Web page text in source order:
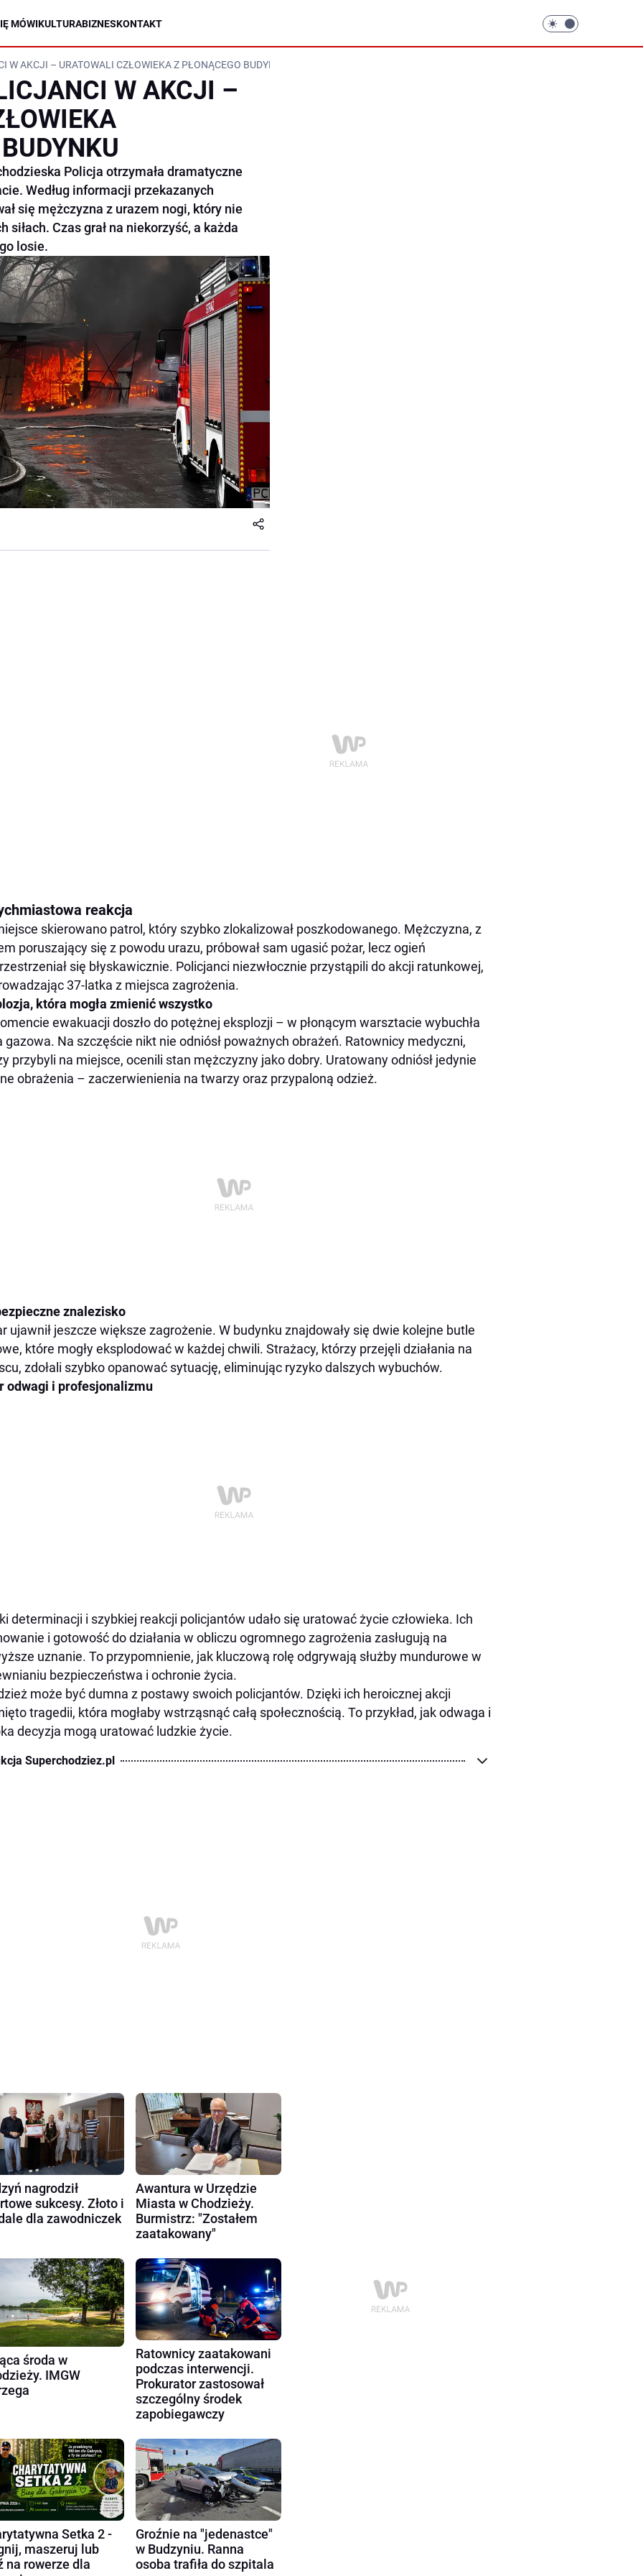
MÓWIKULTURABIZNESKONTAKT
W AKCJI – URATOWALI CZŁOWIEKA Z PŁONĄCEGO BUDYNKU
W AKCJI –
Policja otrzymała dramatyczne
Według informacji przekazanych
się mężczyzna z urazem nogi, który nie
siłach. Czas grał na niekorzyść, a każda
losie.
reakcja
skierowano patrol, który szybko zlokalizował poszkodowanego. Mężczyzna, z
poruszający się z powodu urazu, próbował sam ugasić pożar, lecz ogień
się błyskawicznie. Policjanci niezwłocznie przystąpili do akcji ratunkowej,
37-latka z miejsca zagrożenia.
która mogła zmienić wszystko
ewakuacji doszło do potężnej eksplozji – w płonącym warsztacie wybuchła
gazowa. Na szczęście nikt nie odniósł poważnych obrażeń. Ratownicy medyczni,
przybyli na miejsce, ocenili stan mężczyzny jako dobry. Uratowany odniósł jedynie
obrażenia – zaczerwienienia na twarzy oraz przypaloną odzież.
znalezisko
ujawnił jeszcze większe zagrożenie. W budynku znajdowały się dwie kolejne butle
które mogły eksplodować w każdej chwili. Strażacy, którzy przejęli działania na
zdołali szybko opanować sytuację, eliminując ryzyko dalszych wybuchów.
odwagi i profesjonalizmu
determinacji i szybkiej reakcji policjantów udało się uratować życie człowieka. Ich
i gotowość do działania w obliczu ogromnego zagrożenia zasługują na
uznanie. To przypomnienie, jak kluczową rolę odgrywają służby mundurowe w
bezpieczeństwa i ochronie życia.
może być dumna z postawy swoich policjantów. Dzięki ich heroicznej akcji
tragedii, która mogłaby wstrząsnąć całą społecznością. To przykład, jak odwaga i
decyzja mogą uratować ludzkie życie.
Superchodziez.pl
nagrodził
sukcesy. Złoto i
dla zawodniczek
Awantura w Urzędzie
Miasta w Chodzieży.
Burmistrz: "Zostałem
zaatakowany"
środa w
IMGW
Ratownicy zaatakowani
podczas interwencji.
Prokurator zastosował
szczególny środek
zapobiegawczy
Setka 2 -
maszeruj lub
na rowerze dla
Groźnie na "jedenastce"
w Budzyniu. Ranna
osoba trafiła do szpitala